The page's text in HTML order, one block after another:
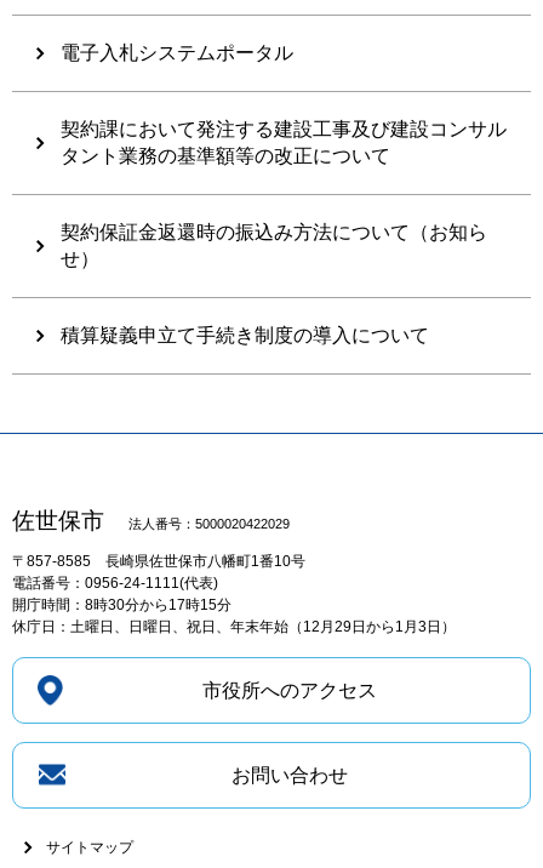
電子入札システムポータル
契約課において発注する建設工事及び建設コンサル
タント業務の基準額等の改正について
契約保証金返還時の振込み方法について（お知ら
せ）
積算疑義申立て手続き制度の導入について
佐世保市 法人番号：5000020422029
〒857-8585 長崎県佐世保市八幡町1番10号
電話番号：0956-24-1111(代表)
開庁時間：8時30分から17時15分
休庁日：土曜日、日曜日、祝日、年末年始（12月29日から1月3日）
市役所へのアクセス
お問い合わせ
サイトマップ